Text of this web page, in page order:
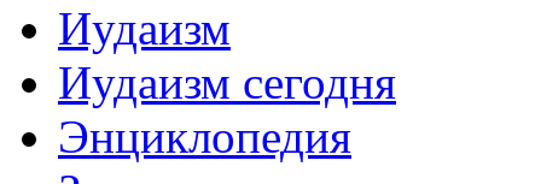
Иудаизм
Иудаизм сегодня
Энциклопедия